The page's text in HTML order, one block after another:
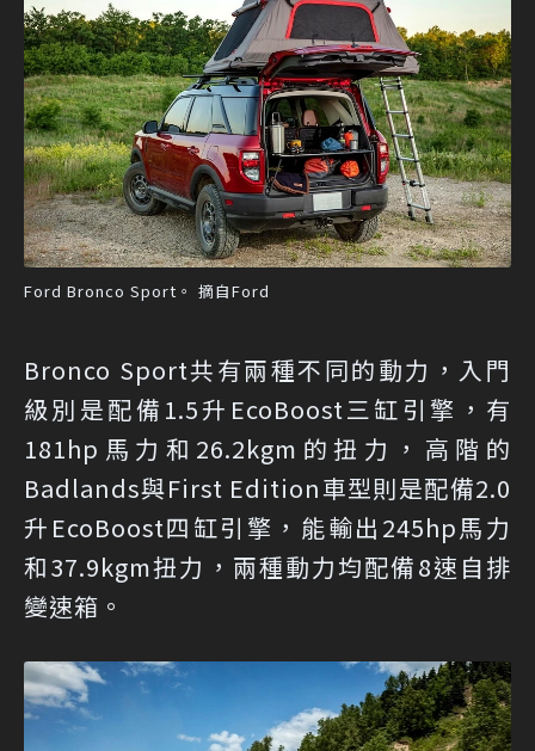
Ford Bronco Sport。 摘自Ford
Bronco Sport共有兩種不同的動力，入門
級別是配備1.5升EcoBoost三缸引擎，有
181hp馬力和26.2kgm的扭力，高階的
Badlands與First Edition車型則是配備2.0
升EcoBoost四缸引擎，能輸出245hp馬力
和37.9kgm扭力，兩種動力均配備8速自排
變速箱。